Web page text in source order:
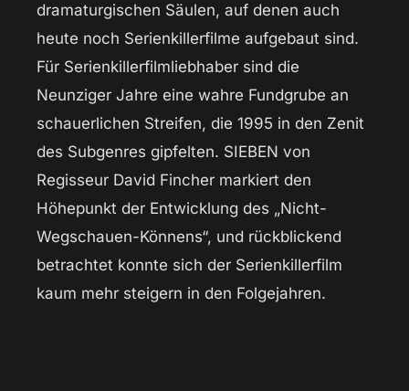
dramaturgischen Säulen, auf denen auch
heute noch Serienkillerfilme aufgebaut sind.
Für Serienkillerfilmliebhaber sind die
Neunziger Jahre eine wahre Fundgrube an
schauerlichen Streifen, die 1995 in den Zenit
des Subgenres gipfelten. SIEBEN von
Regisseur David Fincher markiert den
Höhepunkt der Entwicklung des „Nicht-
Wegschauen-Könnens“, und rückblickend
betrachtet konnte sich der Serienkillerfilm
kaum mehr steigern in den Folgejahren.